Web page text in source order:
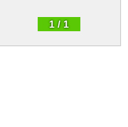
1 / 1